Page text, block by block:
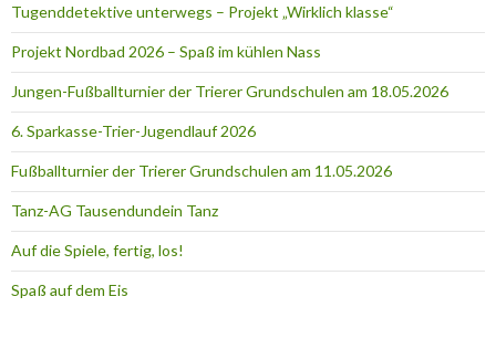
Tugenddetektive unterwegs – Projekt „Wirklich klasse“
Projekt Nordbad 2026 – Spaß im kühlen Nass
Jungen-Fußballturnier der Trierer Grundschulen am 18.05.2026
6. Sparkasse-Trier-Jugendlauf 2026
Fußballturnier der Trierer Grundschulen am 11.05.2026
Tanz-AG Tausendundein Tanz
Auf die Spiele, fertig, los!
Spaß auf dem Eis